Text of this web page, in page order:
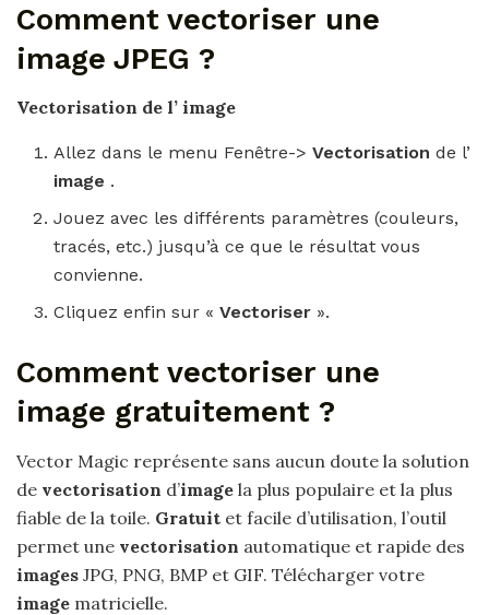
Comment vectoriser une
image JPEG ?
Vectorisation de l’ image
Allez dans le menu Fenêtre->Vectorisationde l’
image .
Jouez avec les différents paramètres (couleurs,
tracés, etc.) jusqu’à ce que le résultat vous
convienne.
Cliquez enfin sur «Vectoriser ».
Comment vectoriser une
image gratuitement ?
Vector Magic représente sans aucun doute la solution
de vectorisation d’image la plus populaire et la plus
fiable de la toile. Gratuit et facile d’utilisation, l’outil
permet une vectorisation automatique et rapide des
images JPG, PNG, BMP et GIF. Télécharger votre
image matricielle.